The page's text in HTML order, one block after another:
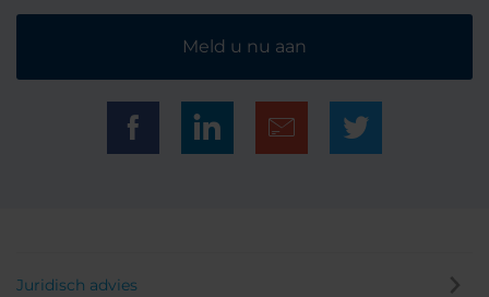
Meld u nu aan
Juridisch advies